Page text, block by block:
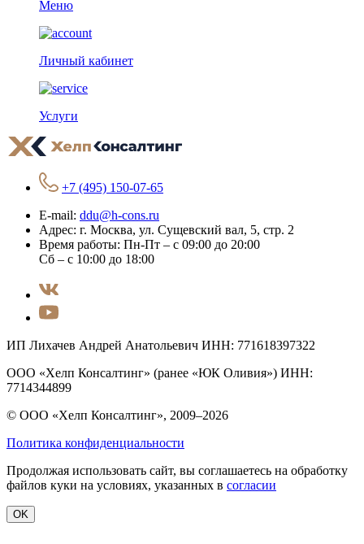
Меню
Личный кабинет
Услуги
+7 (495) 150-07-65
E-mail: ddu@h-cons.ru
Адрес: г. Москва, ул. Сущевский вал, 5, стр. 2
Время работы: Пн-Пт – с 09:00 до 20:00
Сб – с 10:00 до 18:00
ИП Лихачев Андрей Анатольевич ИНН: 771618397322
ООО «Хелп Консалтинг» (ранее «ЮК Оливия») ИНН:
7714344899
© ООО «Хелп Консалтинг», 2009–2026
Политика конфиденциальности
Продолжая использовать сайт, вы соглашаетесь на обработку
файлов куки на условиях, указанных в согласии
OK